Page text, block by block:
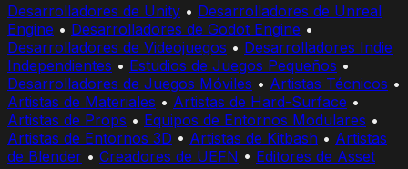
Desarrolladores de Unity • Desarrolladores de Unreal
Engine • Desarrolladores de Godot Engine •
Desarrolladores de Videojuegos • Desarrolladores Indie
Independientes • Estudios de Juegos Pequeños •
Desarrolladores de Juegos Móviles • Artistas Técnicos •
Artistas de Materiales • Artistas de Hard-Surface •
Artistas de Props • Equipos de Entornos Modulares •
Artistas de Entornos 3D • Artistas de Kitbash • Artistas
de Blender • Creadores de UEFN • Editores de Asset